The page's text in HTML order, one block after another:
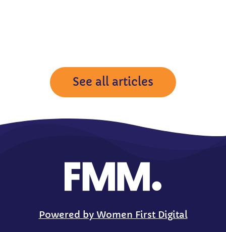
See all articles
Powered by Women First Digital